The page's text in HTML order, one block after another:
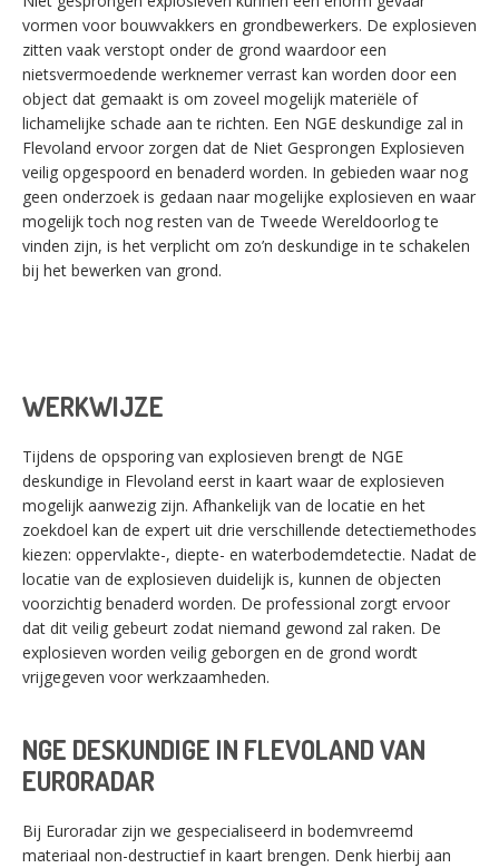
vormen voor bouwvakkers en grondbewerkers. De explosieven
zitten vaak verstopt onder de grond waardoor een
nietsvermoedende werknemer verrast kan worden door een
object dat gemaakt is om zoveel mogelijk materiële of
lichamelijke schade aan te richten. Een NGE deskundige zal in
Flevoland ervoor zorgen dat de Niet Gesprongen Explosieven
veilig opgespoord en benaderd worden. In gebieden waar nog
geen onderzoek is gedaan naar mogelijke explosieven en waar
mogelijk toch nog resten van de Tweede Wereldoorlog te
vinden zijn, is het verplicht om zo’n deskundige in te schakelen
bij het bewerken van grond.
WERKWIJZE
Tijdens de opsporing van explosieven brengt de NGE
deskundige in Flevoland eerst in kaart waar de explosieven
mogelijk aanwezig zijn. Afhankelijk van de locatie en het
zoekdoel kan de expert uit drie verschillende detectiemethodes
kiezen: oppervlakte-, diepte- en waterbodemdetectie. Nadat de
locatie van de explosieven duidelijk is, kunnen de objecten
voorzichtig benaderd worden. De professional zorgt ervoor
dat dit veilig gebeurt zodat niemand gewond zal raken. De
explosieven worden veilig geborgen en de grond wordt
vrijgegeven voor werkzaamheden.
NGE DESKUNDIGE IN FLEVOLAND VAN
EURORADAR
Bij Euroradar zijn we gespecialiseerd in bodemvreemd
materiaal non-destructief in kaart brengen. Denk hierbij aan